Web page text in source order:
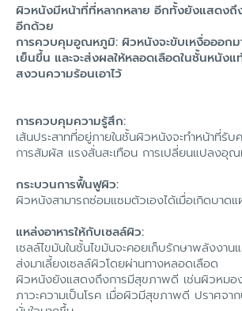
ผิวหนังมีหน้าที่ที่หลากหลาย อีกทั้งยังแสดง
อีกด้วย
การควบคุมอูณหภูมิ: ผิวหนังจะขับเหงื่อออกม
เย็นขึ้น และจะส่งผลให้หลอดเลือดในชั้นหนัง
สงวนความร้อนเอาไว้
การควบคุมความรู้สึก:
เส้นประสาทที่อยู่ภายในชั้นผิวหนังจะทำหน้าที่รั
การสัมผัส แรงสั่นสะเทือน การเปลี่ยนแปลงอุ
กระบวนการฟื้นฟูผิว:
ผิวหนังสามารถซ่อมแซมตัวเองได้เมื่อเกิดบาด
แหล่งอาหารให้กับเซลล์ผิว:
เซลล์ไขมันในชั้นไขมันจะคอยเก็บรักษาพลังงาน
ส่งมาเลี้ยงเซลล์ผิวโดยผ่านทางหลอดเลือด
ผิวหนังยังแสดงถึงการมีสุขภาพดี เช่นผิวหมอ
ภาวะความเป็นโรค เมื่อผิวมีสุขภาพดี ปราศจาก